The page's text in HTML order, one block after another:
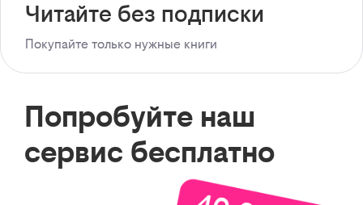
Читайте без подписки
Покупайте только нужные книги
Попробуйте наш
сервис бесплатно